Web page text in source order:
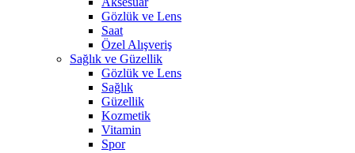
Gözlük ve Lens
Saat
Özel Alışveriş
Sağlık ve Güzellik
Gözlük ve Lens
Sağlık
Güzellik
Kozmetik
Vitamin
Spor